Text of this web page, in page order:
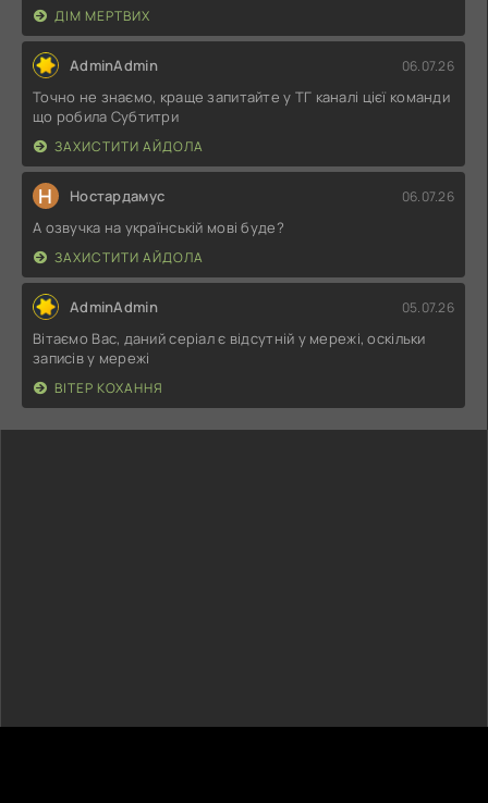
ДІМ МЕРТВИХ
AdminAdmin 06.07.26
Точно не знаємо, краще запитайте у ТГ каналі цієї команди
що робила Субтитри
ЗАХИСТИТИ АЙДОЛА
Н Ностардамус 06.07.26
А озвучка на українській мові буде?
ЗАХИСТИТИ АЙДОЛА
AdminAdmin 05.07.26
Вітаємо Вас, даний серіал є відсутній у мережі, оскільки
записів у мережі
ВІТЕР КОХАННЯ